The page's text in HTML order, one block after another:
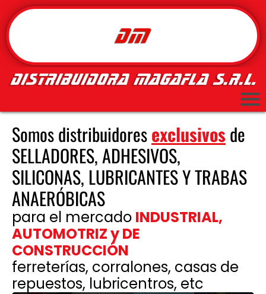
Somos distribuidoresexclusivosde
SELLADORES, ADHESIVOS,
SILICONAS, LUBRICANTES Y TRABAS
ANAERÓBICAS
para el mercado INDUSTRIAL,
AUTOMOTRIZ y DE
CONSTRUCCIÓN
ferreterías, corralones, casas de
repuestos, lubricentros, etc